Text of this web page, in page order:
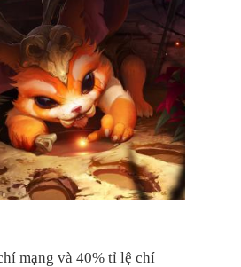
mạng và 40% tỉ lệ chí